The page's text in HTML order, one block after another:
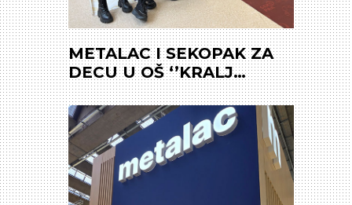
METALAC I SEKOPAK ZA
DECU U OŠ ‘’KRALJ
ALEKSANDAR I’’
ORGANIZOVALI NEKOLIKO
RADIONICA